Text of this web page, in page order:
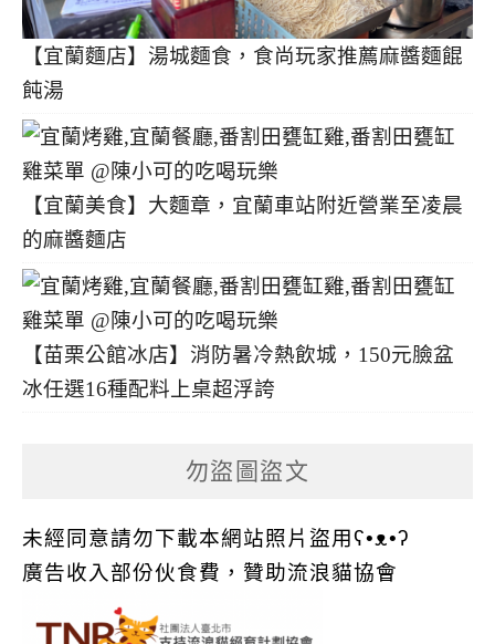
【宜蘭麵店】湯城麵食，食尚玩家推薦麻醬麵餛
飩湯
【宜蘭美食】大麵章，宜蘭車站附近營業至凌晨
的麻醬麵店
【苗栗公館冰店】消防暑冷熱飲城，150元臉盆
冰任選16種配料上桌超浮誇
勿盜圖盜文
未經同意請勿下載本網站照片盜用ʕ•ᴥ•ʔ
廣告收入部份伙食費，贊助流浪貓協會